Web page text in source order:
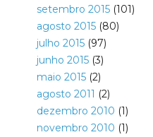
setembro 2015(101)
agosto 2015(80)
julho 2015(97)
junho 2015(3)
maio 2015(2)
agosto 2011 (2)
dezembro 2010 (1)
novembro 2010 (1)